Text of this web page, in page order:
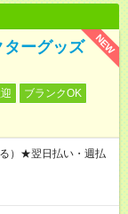
NEW
ターグッズ
ブランクOK
）★翌日払い・週払